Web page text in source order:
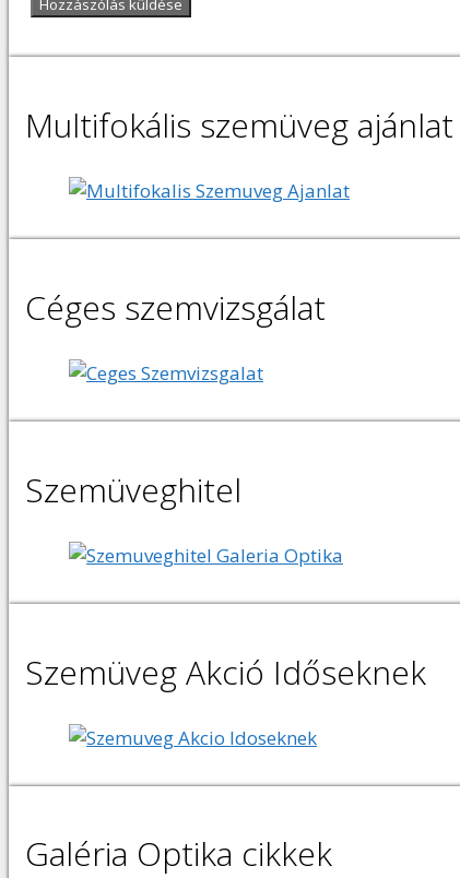
Multifokális szemüveg ajánlat
Céges szemvizsgálat
Szemüveghitel
Szemüveg Akció Időseknek
Galéria Optika cikkek